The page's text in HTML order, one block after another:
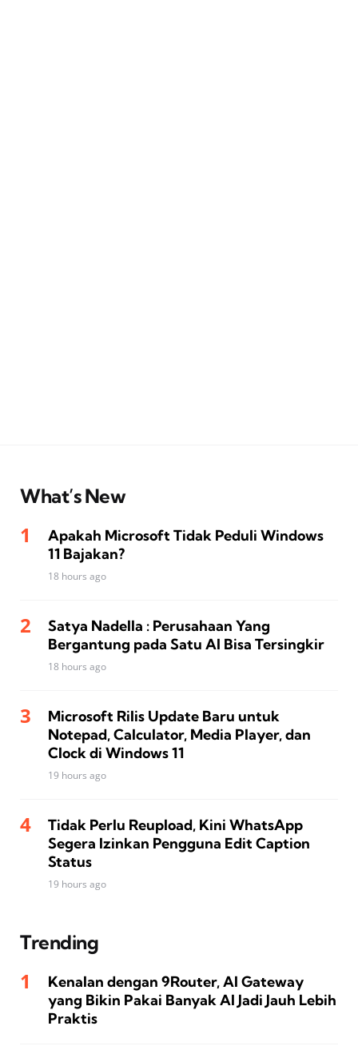
What’s New
Apakah Microsoft Tidak Peduli Windows
11 Bajakan?
18 hours ago
Satya Nadella : Perusahaan Yang
Bergantung pada Satu AI Bisa Tersingkir
18 hours ago
Microsoft Rilis Update Baru untuk
Notepad, Calculator, Media Player, dan
Clock di Windows 11
19 hours ago
Tidak Perlu Reupload, Kini WhatsApp
Segera Izinkan Pengguna Edit Caption
Status
19 hours ago
Trending
Kenalan dengan 9Router, AI Gateway
yang Bikin Pakai Banyak AI Jadi Jauh Lebih
Praktis